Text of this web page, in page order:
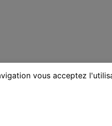
vous acceptez